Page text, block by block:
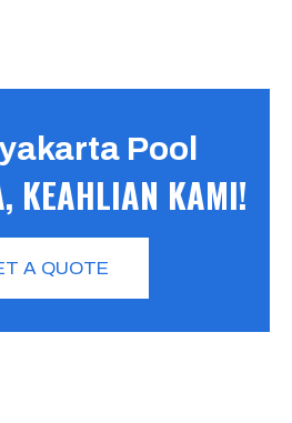
Pool
KEAHLIAN KAMI!
A QUOTE